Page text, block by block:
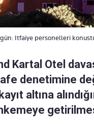
Itfaiye personelleri
Kartal Otel
denetimine
altına